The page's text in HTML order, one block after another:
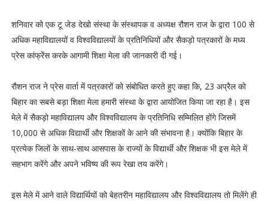
शनिवार को एक टू जेड देखो संस्था के संस्थापक व अध्यक्ष रौशन राज के द्वारा 100 से
अधिक महाविद्यालयों व विश्वविद्यालयों के प्रतिनिधियों और सैकड़ो पत्रकारों के मध्य
प्रेस कांफ्रेंस करके आगामी शिक्षा मेला की जानकारी दी गई।
रौशन राज ने प्रेस वार्ता में पत्रकारों को संबोधित करते हुए कहा कि, 23 अप्रैल को
बिहार का सबसे बड़ा शिक्षा मेला हमारी संस्था के द्वारा आयोजित किया जा रहा है। इस
मेले में सैकड़ो महाविद्यालय और विश्वविद्यालय के प्रतिनिधि सम्मिलित होंगे जिसमें
10,000 से अधिक विद्यार्थी और शिक्षकों के आने की संभावना है। क्योंकि बिहार के
प्रत्येक जिलों के साथ-साथ आसपास के राज्यों के विद्यार्थी और शिक्षक भी इस मेले में
सहभाग करेंगे और अपने भविष्य की रूप रेखा तय करेंगे।
इस मेले में आने वाले विद्यार्थियों को बेहतरीन महाविद्यालय और विश्वविद्यालय तो मिलेंगे ही